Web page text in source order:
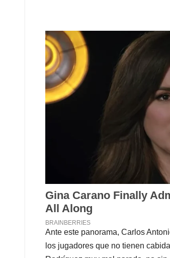
Ante este panorama, Carlos
los jugadores que no tienen